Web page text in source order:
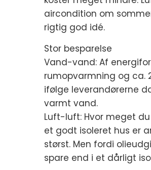
aircondition om
rigtig god idé.
Stor besparelse
Vand-vand: Af
rumopvarmning og ca.
ifølge leverandørerne
varmt vand.
Luft-luft: Hvor meget
et godt isoleret hus er
størst. Men fordi
spare end i et dårligt